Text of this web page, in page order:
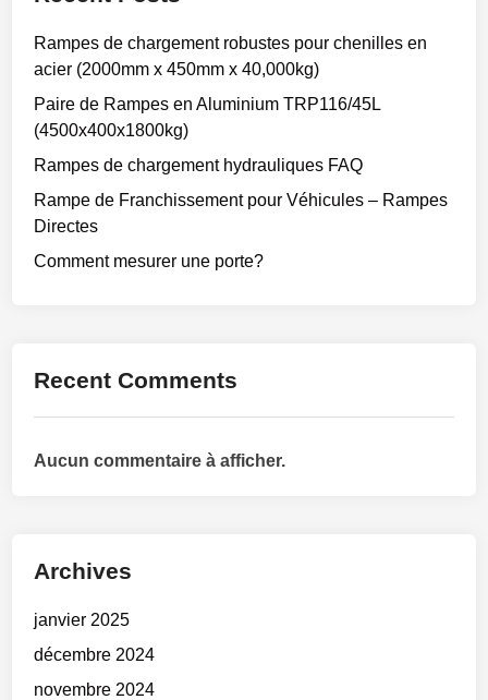
Rampes de chargement robustes pour chenilles en
acier (2000mm x 450mm x 40,000kg)
Paire de Rampes en Aluminium TRP116/45L
(4500x400x1800kg)
Rampes de chargement hydrauliques FAQ
Rampe de Franchissement pour Véhicules – Rampes
Directes
Comment mesurer une porte?
Recent Comments
Aucun commentaire à afficher.
Archives
janvier 2025
décembre 2024
novembre 2024